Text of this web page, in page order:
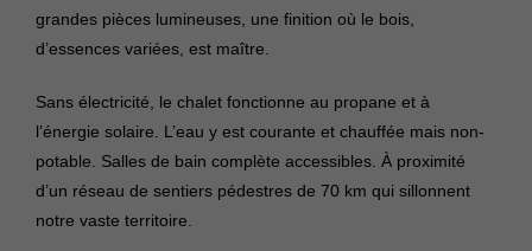
grandes pièces lumineuses, une finition où le bois,
d’essences variées, est maître.
Sans électricité, le chalet fonctionne au propane et à
l’énergie solaire. L’eau y est courante et chauffée mais non-
potable. Salles de bain complète accessibles. À proximité
d’un réseau de sentiers pédestres de 70 km qui sillonnent
notre vaste territoire.